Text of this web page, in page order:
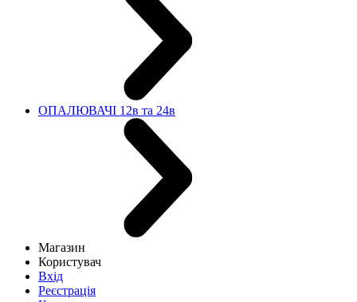
ОПАЛЮВАЧІ 12в та 24в
Магазин
Користувач
Вхід
Реєстрація